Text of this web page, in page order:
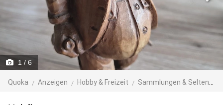
1 / 6
Quoka Anzeigen Hobby & Freizeit Sammlungen & Seltenes